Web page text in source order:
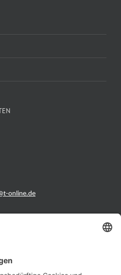
online.de